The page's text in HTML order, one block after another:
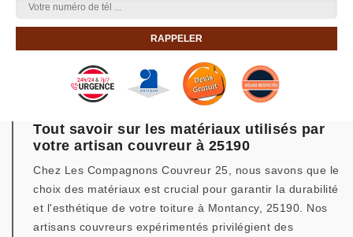
Tout savoir sur les matériaux utilisés par
votre artisan couvreur à 25190
Chez Les Compagnons Couvreur 25, nous savons que le
choix des matériaux est crucial pour garantir la durabilité
et l'esthétique de votre toiture à Montancy, 25190. Nos
artisans couvreurs expérimentés privilégient des